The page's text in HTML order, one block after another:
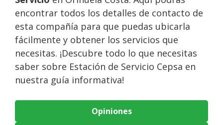
encontrar todos los detalles de contacto de
esta compañía para que puedas ubicarla
fácilmente y obtener los servicios que
necesitas. ¡Descubre todo lo que necesitas
saber sobre Estación de Servicio Cepsa en
nuestra guía informativa!
Opiniones